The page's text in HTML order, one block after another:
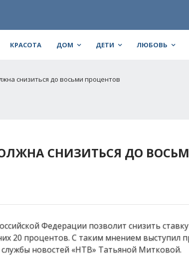
КРАСОТА ДОМ ДЕТИ ЛЮБОВЬ
снизиться до восьми процентов
СНИЗИТЬСЯ ДО
Федерации позволит снизить
20 процентов. С таким мнением выступил
новостей «НТВ» Татьяной Митковой.